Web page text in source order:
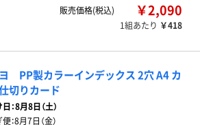
販売価格(税込) ￥2,090
1組あたり ￥418
PP製カラーインデックス 2穴 A4 カ
切りカード
：8月8日（土）
：8月7日（金）